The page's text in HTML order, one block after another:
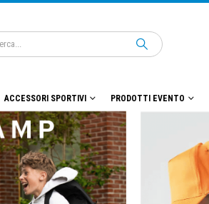
ACCESSORI SPORTIVI PRODOTTI EVENTO